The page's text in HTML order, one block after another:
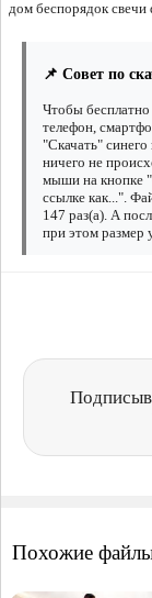
дом беспорядок свечи
📌 Совет по
Чтобы бесплатно
телефон,
"Скачать" синего
ничего не
мыши на кнопке
ссылке как...".
147 раз(а). А
при этом размер
Похожие